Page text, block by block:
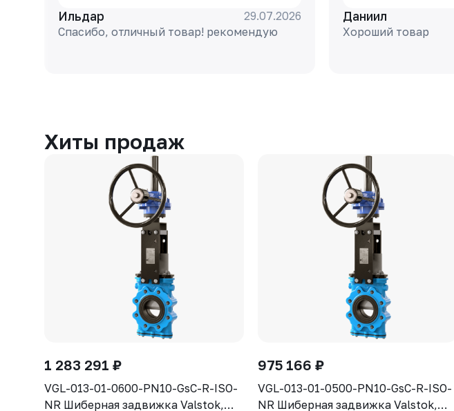
GJS-400-15 (GGG40),
уплотнение - EPDM,
Ильдар
29.07.2026
Спасибо, отличный товар! рекомендую
Даниил
Хороший товар
Хиты продаж
1 283 291 ₽
VGL-013-01-0600-PN10-GsC-R-ISO-
NR Шиберная задвижка Valstok,
975 166 ₽
VGL-013-01-0500-PN10-GsC-R-ISO-
NR Шиберная задвижка Valstok,